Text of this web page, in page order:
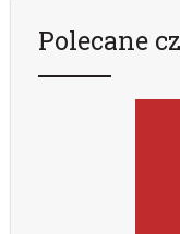
Polecane